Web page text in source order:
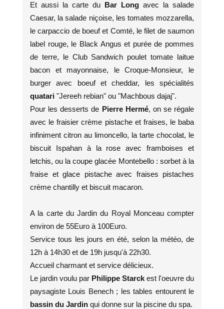
Et aussi la carte du Bar Long avec la salade
Caesar, la salade niçoise, les tomates mozzarella,
le carpaccio de boeuf et Comté, le filet de saumon
label rouge, le Black Angus et purée de pommes
de terre, le Club Sandwich poulet tomate laitue
bacon et mayonnaise, le Croque-Monsieur, le
burger avec boeuf et cheddar, les spécialités
quatari "Jereeh rebian" ou "Machbous dajaj".
Pour les desserts de Pierre Hermé, on se régale
avec le fraisier crème pistache et fraises, le baba
infiniment citron au limoncello, la tarte chocolat, le
biscuit Ispahan à la rose avec framboises et
letchis, ou la coupe glacée Montebello : sorbet à la
fraise et glace pistache avec fraises pistaches
crème chantilly et biscuit macaron.
A la carte du Jardin du Royal Monceau compter
environ de 55Euro à 100Euro.
Service tous les jours en été, selon la météo, de
12h à 14h30 et de 19h jusqu'à 22h30.
Accueil charmant et service délicieux.
Le jardin voulu par Philippe Starck est l'oeuvre du
paysagiste Louis Benech ; les tables entourent le
bassin du Jardin qui donne sur la piscine du spa.